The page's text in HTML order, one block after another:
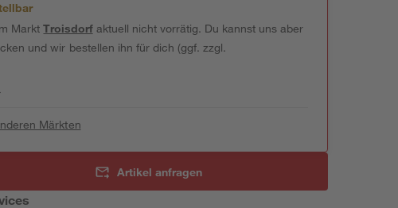
MarktTroisdorfaktuell nicht vorrätig. Du kannst uns aber
und wir bestellen ihn für dich (ggf. zzgl.
Märkten
Artikel anfragen